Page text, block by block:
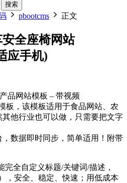
搜索
pbootcms 正文
全座椅网站
应手机)
品网站模板 – 带视频
板，该模板适用于食品网站、农
他行业也可以做，只需要把文字
数据即时同步，简单适用！附带
完全自定义标题/关键词/描述，
，安全、稳定、快速；用低成本